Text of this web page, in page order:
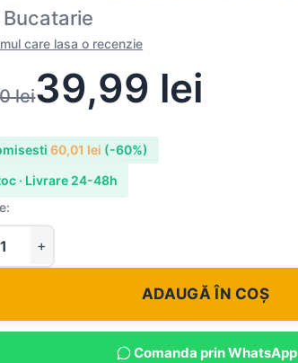
Bucatarie
care lasa o recenzie
lei39,99 lei
60,01 lei (-60%)
· Livrare 24-48h
ADAUGĂ ÎN COȘ
Comanda prin WhatsApp